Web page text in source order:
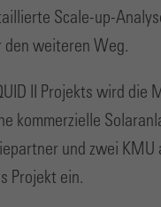
Scale-up-
den weiteren Weg.
II Projekts wird
kommerzielle
und zwei
Projekt ein.